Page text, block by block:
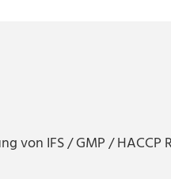
IFS / GMP / HACCP